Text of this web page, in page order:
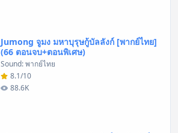
Jumong จูมง มหาบุรุษกู้บัลลังก์ [พากย์ไทย]
(66 ตอนจบ+ตอนพิเศษ)
Sound: พากย์ไทย
8.1/10
88.6K